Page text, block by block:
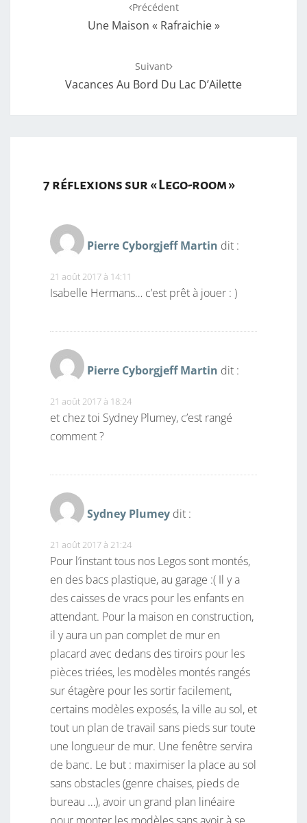
Précédent
Une Maison « Rafraichie »
Suivant
Vacances Au Bord Du Lac D’Ailette
7 réflexions sur «Lego-room»
Pierre Cyborgjeff Martin dit :
21 août 2017 à 14:11
Isabelle Hermans… c’est prêt à jouer : )
Pierre Cyborgjeff Martin dit :
21 août 2017 à 18:24
et chez toi Sydney Plumey, c’est rangé
comment ?
Sydney Plumey dit :
21 août 2017 à 21:24
Pour l’instant tous nos Legos sont montés,
en des bacs plastique, au garage :( Il y a
des caisses de vracs pour les enfants en
attendant. Pour la maison en construction,
il y aura un pan complet de mur en
placard avec dedans des tiroirs pour les
pièces triées, les modèles montés rangés
sur étagère pour les sortir facilement,
certains modèles exposés, la ville au sol, et
tout un plan de travail sans pieds sur toute
une longueur de mur. Une fenêtre servira
de banc. Le but : maximiser la place au sol
sans obstacles (genre chaises, pieds de
bureau …), avoir un grand plan linéaire
pour monter les modèles sans avoir à se